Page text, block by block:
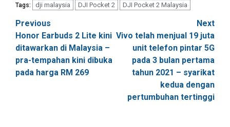
Tags: dji malaysia DJI Pocket 2 DJI Pocket 2 Malaysia
Post
navigation
Previous
Honor Earbuds 2 Lite kini
ditawarkan di Malaysia –
pra-tempahan kini dibuka
pada harga RM 269
Next
Vivo telah menjual 19 juta
unit telefon pintar 5G
pada 3 bulan pertama
tahun 2021 – syarikat
kedua dengan
pertumbuhan tertinggi